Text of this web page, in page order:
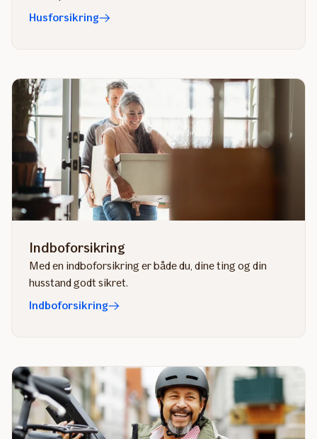
Husforsikring
Indboforsikring
Med en indboforsikring er både du, dine ting og din
husstand godt sikret.
Indboforsikring